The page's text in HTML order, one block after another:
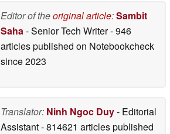
Editor of theoriginal article:Sambit
Saha - Senior Tech Writer- 946
articles published on Notebookcheck
since 2023
Translator: Ninh Ngoc Duy- Editorial
Assistant- 814621 articles published